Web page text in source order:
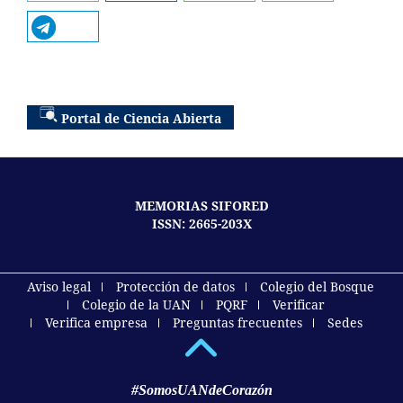
Portal de Ciencia Abierta
MEMORIAS SIFORED
ISSN: 2665-203X
Aviso legal Protección de datos
Colegio del Bosque
Colegio de la UAN
PQRF
Verificar
Verifica empresa
Preguntas frecuentes Sedes
#SomosUANdeCorazón